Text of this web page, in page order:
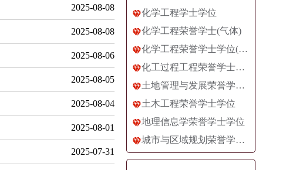
2025-08-08
2025-08-08
2025-08-06
2025-08-05
2025-08-04
2025-08-01
2025-07-31
化学工程学士学位
化学工程荣誉学士(气体)
化学工程荣誉学士学位(生物过程)
化工过程工程荣誉学士学位
土地管理与发展荣誉学士学位
土木工程荣誉学士学位
地理信息学荣誉学士学位
城市与区域规划荣誉学士学位